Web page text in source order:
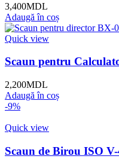
3,400MDL
Adaugă în coș
Quick view
Scaun pentru
2,200MDL
Adaugă în coș
-9%
Quick view
Scaun de Birou ISO